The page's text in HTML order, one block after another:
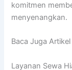
komitmen
menyenangkan.
Baca Juga
Layanan Sewa